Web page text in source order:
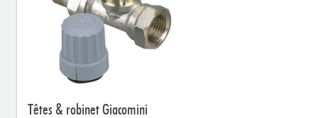
Têtes & robinet Giacomini